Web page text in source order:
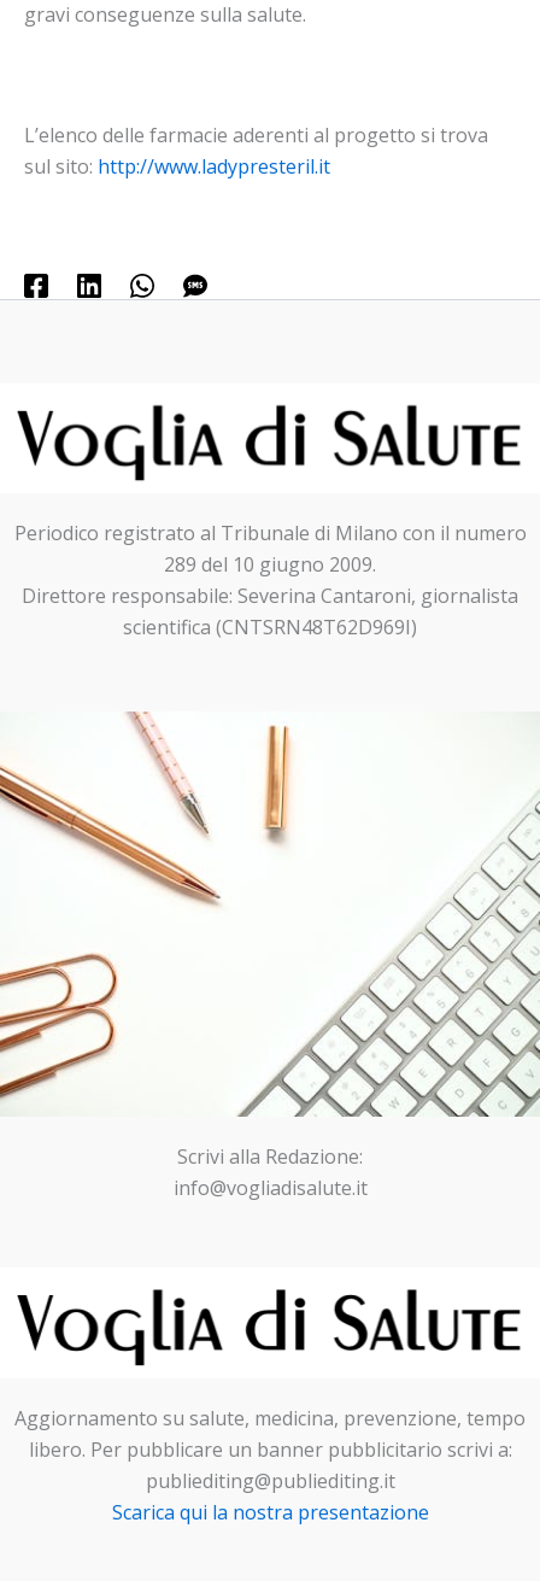
gravi conseguenze sulla salute.
L’elenco delle farmacie aderenti al progetto si trova
sul sito: http://www.ladypresteril.it
Periodico registrato al Tribunale di Milano con il numero
289 del 10 giugno 2009.
Direttore responsabile: Severina Cantaroni, giornalista
scientifica (CNTSRN48T62D969I)
Scrivi alla Redazione:
info@vogliadisalute.it
Aggiornamento su salute, medicina, prevenzione, tempo
libero. Per pubblicare un banner pubblicitario scrivi a:
publiediting@publiediting.it
Scarica qui la nostra presentazione